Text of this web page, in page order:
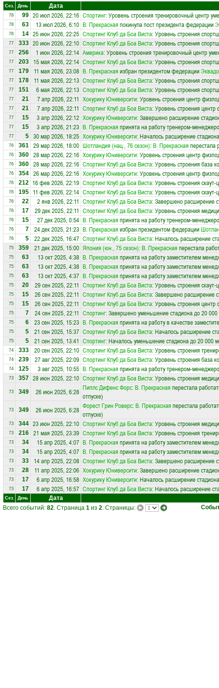
Сез. День Дата
78 99 20 июл 2026, 22:16 Спортинг: Уровень строения тренировочный центр
78 63 13 июл 2026, 6:10 В. Прекрасная покинула пост президента федерации
78 14 25 июн 2026, 22:25 Спортинг Клуб да Боа Виста: Уровень строения
77 333 20 июн 2026, 22:10 Спортинг Клуб да Боа Виста: Уровень строения
77 256 1 июн 2026, 22:14 Америка: Уровень строения тренировочный центр
77 203 15 мая 2026, 22:14 Спортинг Клуб да Боа Виста: Уровень строения
77 179 11 мая 2026, 23:08 В. Прекрасная избран президентом федерации
77 178 11 мая 2026, 22:13 Спортинг Клуб да Боа Виста: Уровень строения
77 151 6 мая 2026, 22:13 Спортинг Клуб да Боа Виста: Уровень строения
77 21 7 апр 2026, 22:11 Хокурику Юниверсити: Уровень строения центр
77 21 7 апр 2026, 22:11 Спортинг Клуб да Боа Виста: Уровень строения центр
77 15 3 апр 2026, 22:12 Хокурику Юниверсити: Завершено расширение
77 15 3 апр 2026, 21:23 В. Прекрасная принята на работу тренером-
77 5 30 мар 2026, 18:25 Хокурику Юниверсити: Началось расширение
76 361 29 мар 2026, 18:00 Шотландия (нац., 76 сезон): В. Прекрасная перестала
76 360 28 мар 2026, 22:16 Хокурику Юниверсити: Уровень строения центр
76 360 28 мар 2026, 22:16 Спортинг Клуб да Боа Виста: Уровень строения база
76 354 26 мар 2026, 22:16 Хокурику Юниверсити: Уровень строения центр
76 212 16 фев 2026, 22:19 Спортинг Клуб да Боа Виста: Уровень строения
76 195 11 фев 2026, 22:14 Спортинг Клуб да Боа Виста: Уровень строения
76 22 2 янв 2026, 22:11 Спортинг Клуб да Боа Виста: Завершено расширение
76 17 29 дек 2025, 22:11 Спортинг Клуб да Боа Виста: Уровень строения
76 15 27 дек 2025, 0:54 В. Прекрасная принята на работу тренером-
76 7 24 дек 2025, 21:23 В. Прекрасная избран президентом федерации
76 5 22 дек 2025, 16:47 Спортинг Клуб да Боа Виста: Началось расширение
75 359 21 дек 2025, 15:00 Япония (юн., 75 сезон): В. Прекрасная перестала
75 63 13 окт 2025, 4:38 В. Прекрасная принята на работу заместителем
75 63 13 окт 2025, 4:38 В. Прекрасная принята на работу заместителем
75 63 13 окт 2025, 4:37 В. Прекрасная принята на работу заместителем
75 20 29 сен 2025, 22:11 Спортинг Клуб да Боа Виста: Уровень строения
75 15 26 сен 2025, 22:11 Спортинг Клуб да Боа Виста: Завершено расширение
75 15 26 сен 2025, 22:11 Спортинг Клуб да Боа Виста: Уровень строения центр
75 7 24 сен 2025, 22:11 Спортинг: Завершено уменьшение стадиона до 20 000
75 6 23 сен 2025, 15:23 В. Прекрасная принята на работу в качестве
75 5 21 сен 2025, 15:37 Спортинг Клуб да Боа Виста: Началось расширение
75 5 21 сен 2025, 13:41 Спортинг: Началось уменьшение стадиона до 20 000
74 333 20 сен 2025, 22:10 Спортинг Клуб да Боа Виста: Уровень строения
74 239 27 авг 2025, 22:09 Спортинг Клуб да Боа Виста: Уровень строения база
74 125 3 авг 2025, 10:55 В. Прекрасная принята на работу тренером-
73 357 28 июн 2025, 22:10 Спортинг Клуб да Боа Виста: Уровень строения
73 349 26 июн 2025, 6:28 Пиплс Дифенс Форс: В. Прекрасная перестала
отпуске)
73 349 26 июн 2025, 6:28 Форест Грин Роверс: В. Прекрасная перестала
отпуске)
73 344 23 июн 2025, 22:10 Спортинг Клуб да Боа Виста: Уровень строения
73 216 21 мая 2025, 23:39 Спортинг Клуб да Боа Виста: Уровень строения
73 34 15 апр 2025, 4:07 В. Прекрасная принята на работу заместителем
73 34 15 апр 2025, 4:07 В. Прекрасная принята на работу заместителем
73 33 14 апр 2025, 22:08 Спортинг Клуб да Боа Виста: Завершено расширение
73 28 11 апр 2025, 22:06 Хокурику Юниверсити: Завершено расширение
73 17 6 апр 2025, 16:58 Хокурику Юниверсити: Началось расширение
73 17 6 апр 2025, 16:57 Спортинг Клуб да Боа Виста: Началось расширение
Сез. День
Дата
Всего событий: 82. Страница 1 из 2. Страницы: